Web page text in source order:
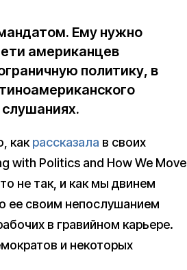
Ему нужно
американцев
политику, в
какрассказала в своих
with Politics and How We Move
не так, и как мы двинем
ее своим непослушанием
в гравийном карьере.
и некоторых